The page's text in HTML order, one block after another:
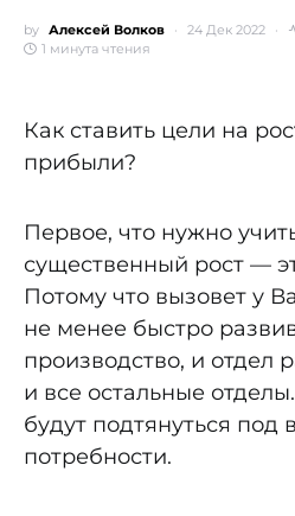
by Алексей Волков 24 Дек 2022
1 минута чтения
Как ставить цели на
прибыли?
Первое, что нужно
существенный рост —
Потому что вызовет у
не менее быстро
производство, и отдел
и все остальные
будут подтянуться под
потребности.